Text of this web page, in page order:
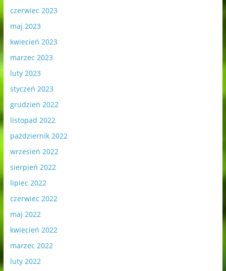
czerwiec 2023
maj 2023
kwiecień 2023
marzec 2023
luty 2023
styczeń 2023
grudzień 2022
listopad 2022
październik 2022
wrzesień 2022
sierpień 2022
lipiec 2022
czerwiec 2022
maj 2022
kwiecień 2022
marzec 2022
luty 2022